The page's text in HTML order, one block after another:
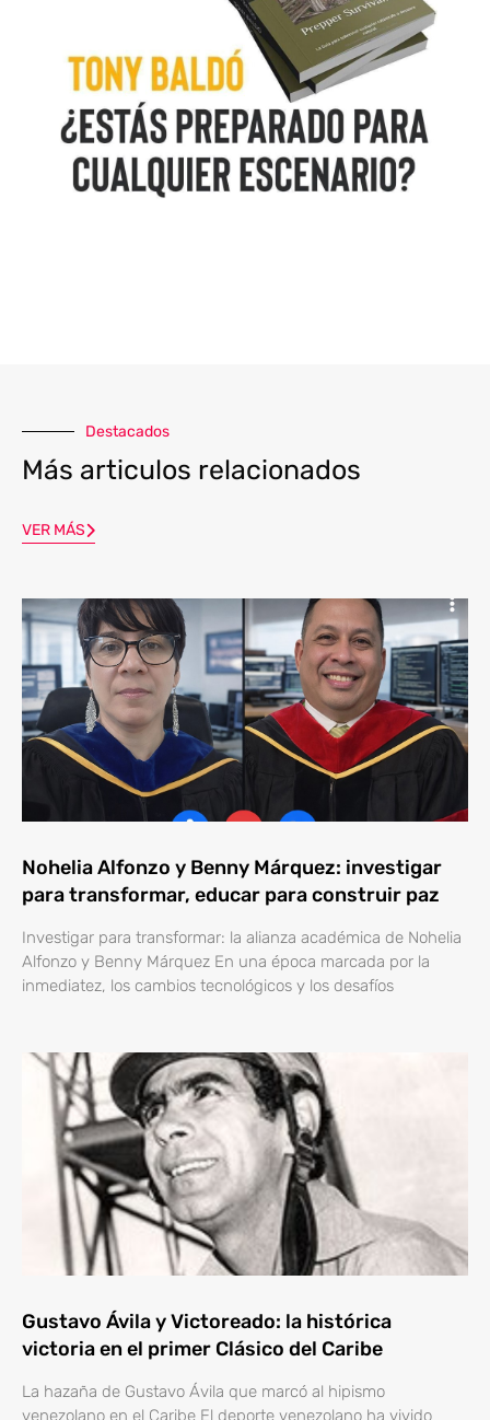
Destacados
Más articulos relacionados
VER MÁS
Nohelia Alfonzo y Benny Márquez: investigar
para transformar, educar para construir paz
Investigar para transformar: la alianza académica de Nohelia
Alfonzo y Benny Márquez En una época marcada por la
inmediatez, los cambios tecnológicos y los desafíos
Gustavo Ávila y Victoreado: la histórica
victoria en el primer Clásico del Caribe
La hazaña de Gustavo Ávila que marcó al hipismo
venezolano en el Caribe El deporte venezolano ha vivido